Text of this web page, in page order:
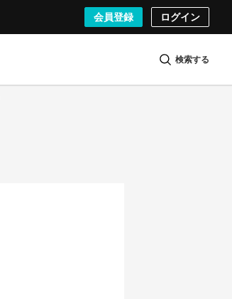
会員登録 ログイン
検索する